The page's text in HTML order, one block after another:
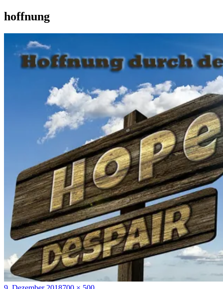
hoffnung
Veröffentlicht
Volle